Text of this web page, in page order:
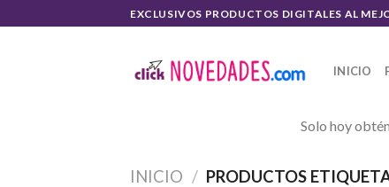
to
EXCLUSIVOS PRODUCTOS DIGITALES AL
INICIO
Solo hoy
INICIO / PRODUCTOS